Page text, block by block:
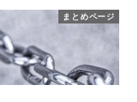
まとめページ